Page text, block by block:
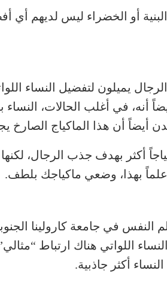
أو الخضراء ليس لديهم أي
جرت سنة 2014، أن الرجال يميلون لتفضيل
أنه، في أغلب الحالات، النساء
أيضاً أن هذا الماكياج الصارخ
أكثر بهدف جذب الرجال،
علماً بهذا، وضعي ماكياجك بلطف.
النفس في جامعة كارولينا
اللواتي هناك ارتباط
أكثر جاذبية.